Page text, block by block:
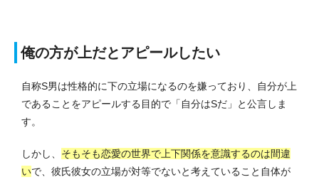
俺の方が上だとアピールしたい
自称S男は性格的に下の立場になるのを嫌っており、自分が上
であることをアピールする目的で「自分はSだ」と公言しま
す。
しかし、 そもそも恋愛の世界で上下関係を意識するのは間違
いで、彼氏彼女の立場が対等でないと考えていること自体が